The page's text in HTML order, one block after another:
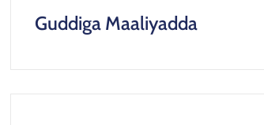
Guddiga Maaliyadda